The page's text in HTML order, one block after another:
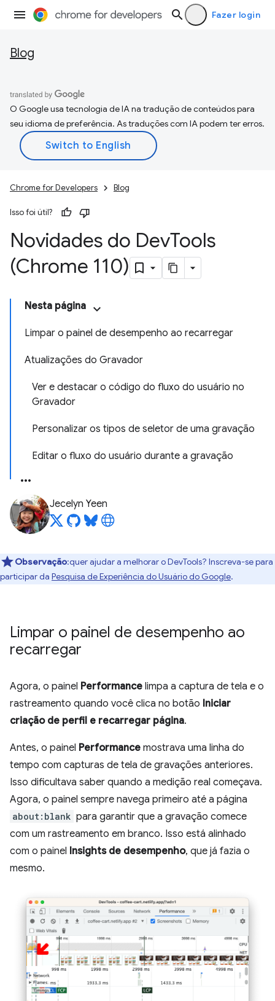
Fazer login
Blog
O Google usa tecnologia de IA na tradução de conteúdos para
seu idioma de preferência. As traduções com IA podem ter erros.
Chrome for Developers Blog
Isso foi útil?
Novidades do DevTools
(Chrome 110)
Nesta página
Limpar o painel de desempenho ao recarregar
Atualizações do Gravador
Ver e destacar o código do fluxo do usuário no
Gravador
Personalizar os tipos de seletor de uma gravação
Editar o fluxo do usuário durante a gravação
Jecelyn Yeen
Observação:quer ajudar a melhorar o DevTools? Inscreva-se para
participar da Pesquisa de Experiência do Usuário do Google.
Limpar o painel de desempenho ao
recarregar
Agora, o painel Performance limpa a captura de tela e o
rastreamento quando você clica no botão Iniciar
criação de perfil e recarregar página.
Antes, o painel Performance mostrava uma linha do
tempo com capturas de tela de gravações anteriores.
Isso dificultava saber quando a medição real começava.
Agora, o painel sempre navega primeiro até a página
about:blank para garantir que a gravação comece
com um rastreamento em branco. Isso está alinhado
com o painel Insights de desempenho, que já fazia o
mesmo.